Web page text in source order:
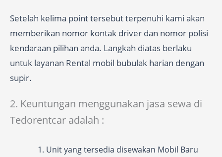
Setelah kelima point tersebut terpenuhi kami akan
memberikan nomor kontak driver dan nomor polisi
kendaraan pilihan anda. Langkah diatas berlaku
untuk layanan Rental mobil bubulak harian dengan
supir.
2. Keuntungan menggunakan jasa sewa di
Tedorentcar adalah :
Unit yang tersedia disewakan Mobil Baru